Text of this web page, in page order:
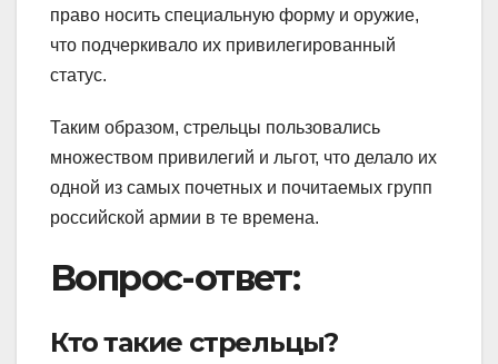
право носить специальную форму и оружие,
что подчеркивало их привилегированный
статус.
Таким образом, стрельцы пользовались
множеством привилегий и льгот, что делало их
одной из самых почетных и почитаемых групп
российской армии в те времена.
Вопрос-ответ:
Кто такие стрельцы?